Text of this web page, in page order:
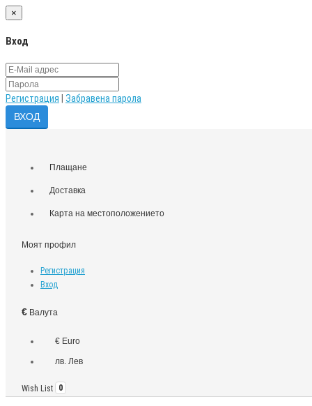
×
Вход
Регистрация Забравена парола
Плащане
Доставка
Карта на местоположението
Моят профил
Регистрация
Вход
€ Валута
€ Euro
лв. Лев
Wish List 0